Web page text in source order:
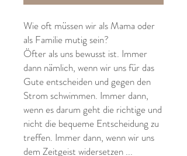
Wie oft müssen wir als Mama oder
als Familie mutig sein?
Öfter als uns bewusst ist. Immer
dann nämlich, wenn wir uns für das
Gute entscheiden und gegen den
Strom schwimmen. Immer dann,
wenn es darum geht die richtige und
nicht die bequeme Entscheidung zu
treffen. Immer dann, wenn wir uns
dem Zeitgeist widersetzen ...